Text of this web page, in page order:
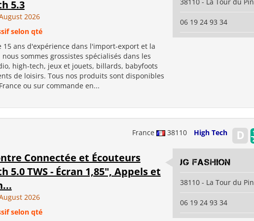
5.3
2026
selon qté
15 ans d'expérience dans l'import-export et la
sommes grossistes spécialisés dans les
high-tech, jeux et jouets, billards, babyfoots
de loisirs. Tous nos produits sont disponibles
ou sur commande en...
06 19 24 93 34
France 38110 High Tech
Connectée et Écouteurs
5.0 TWS - Écran 1,85", Appels et
2026
selon qté
JG Fashion
38110 - La Tour du Pin
06 19 24 93 34